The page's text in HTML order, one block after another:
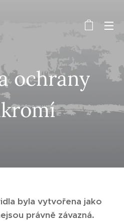
ochrany
byla vytvořena jako
právně závazná.